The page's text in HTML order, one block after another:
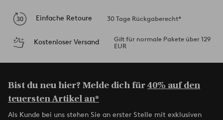
Einfache Retoure 30 Tage Rückgaberecht*
Kostenloser Versand
Gilt für normale Pakete über 129
EUR
Bist du neu hier? Melde dich für40% auf den
teuersten Artikel an*
Als Kunde bei uns stehen Sie an erster Stelle mit exklusiven